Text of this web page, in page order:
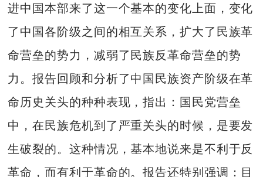
进中国本部来了这一个基本的变化上面，变化
了中国各阶级之间的相互关系，扩大了民族革
命营垒的势力，减弱了民族反革命营垒的势
力。报告回顾和分析了中国民族资产阶级在革
命历史关头的种种表现，指出：国民党营垒
中，在民族危机到了严重关头的时候，是要发
生破裂的。这种情况，基本地说来是不利于反
革命，而有利于革命的。报告还特别强调：目